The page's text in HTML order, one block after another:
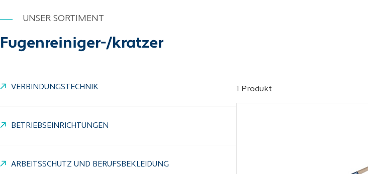
UNSER SORTIMENT
Fugenreiniger-/kratzer
VERBINDUNGSTECHNIK
BETRIEBSEINRICHTUNGEN
ARBEITSSCHUTZ UND BERUFSBEKLEIDUNG
1 Produkt